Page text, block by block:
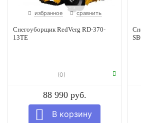
избранное сравнить
Снегоуборщик RedVerg RD-370-
13TE
(0)
88 990 руб.